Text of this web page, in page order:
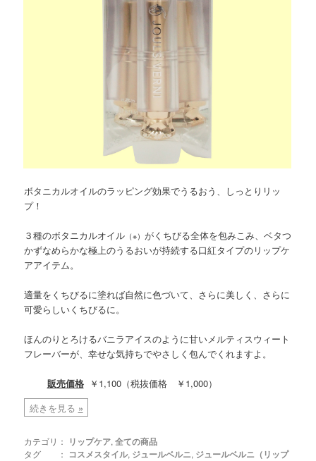
ボタニカルオイルのラッピング効果でうるおう、しっとりリッ
プ！
３種のボタニカルオイル （※）がくちびる全体を包みこみ、ベタつ
かずなめらかな極上のうるおいが持続する口紅タイプのリップケ
アアイテム。
適量をくちびるに塗れば自然に色づいて、さらに美しく、さらに
可愛らしいくちびるに。
ほんのりとろけるバニラアイスのように甘いメルティスウィート
フレーバーが、幸せな気持ちでやさしく包んでくれますよ。
販売価格￥1,100（税抜価格 ￥1,000）
続きを見る »
カテゴリ： リップケア,全ての商品
タグ ： コスメスタイル, ジュールベルニ, ジュールベルニ（リップ